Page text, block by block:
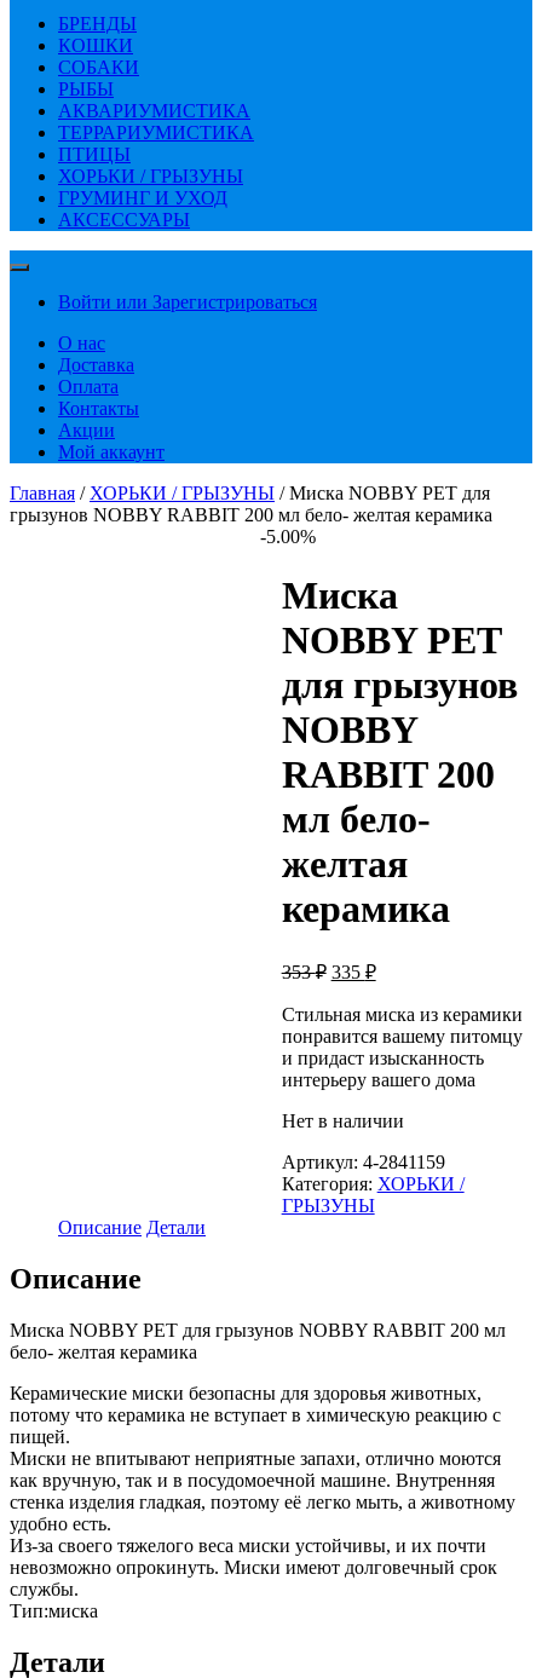
БРЕНДЫ
КОШКИ
СОБАКИ
РЫБЫ
АКВАРИУМИСТИКА
ТЕРРАРИУМИСТИКА
ПТИЦЫ
ХОРЬКИ / ГРЫЗУНЫ
ГРУМИНГ И УХОД
АКСЕССУАРЫ
Войти или Зарегистрироваться
О нас
Доставка
Оплата
Контакты
Акции
Мой аккаунт
Главная / ХОРЬКИ / ГРЫЗУНЫ / Миска NOBBY PET для
грызунов NOBBY RABBIT 200 мл бело- желтая керамика
-5.00%
Миска
NOBBY PET
для грызунов
NOBBY
RABBIT 200
мл бело-
желтая
керамика
353₽ Первоначальная
составляла
353 ₽.
335 ₽Текущая
335 ₽.
Стильная миска из керамики
понравится вашему питомцу
и придаст изысканность
интерьеру вашего дома
Нет в наличии
Артикул: 4-2841159
Категория: ХОРЬКИ /
ГРЫЗУНЫ
Описание Детали
Описание
Миска NOBBY PET для грызунов NOBBY RABBIT 200 мл
бело- желтая керамика
Керамические миски безопасны для здоровья животных,
потому что керамика не вступает в химическую реакцию с
пищей.
Миски не впитывают неприятные запахи, отлично моются
как вручную, так и в посудомоечной машине. Внутренняя
стенка изделия гладкая, поэтому её легко мыть, а животному
удобно есть.
Из-за своего тяжелого веса миски устойчивы, и их почти
невозможно опрокинуть. Миски имеют долговечный срок
службы.
Тип:миска
Детали